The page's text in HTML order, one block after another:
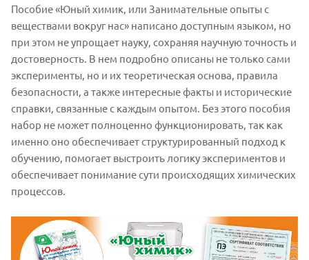
Пособие «Юный химик, или Занимательные опыты с
веществами вокруг нас» написано доступным языком, но
при этом не упрощает науку, сохраняя научную точность и
достоверность. В нем подробно описаны не только сами
эксперименты, но и их теоретическая основа, правила
безопасности, а также интересные факты и исторические
справки, связанные с каждым опытом. Без этого пособия
набор не может полноценно функционировать, так как
именно оно обеспечивает структурированный подход к
обучению, помогает выстроить логику экспериментов и
обеспечивает понимание сути происходящих химических
процессов.